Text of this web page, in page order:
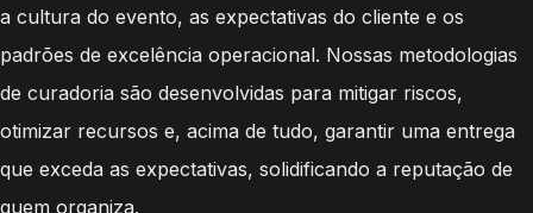
a cultura do evento, as expectativas do cliente e os
padrões de excelência operacional. Nossas metodologias
de curadoria são desenvolvidas para mitigar riscos,
otimizar recursos e, acima de tudo, garantir uma entrega
que exceda as expectativas, solidificando a reputação de
quem organiza.